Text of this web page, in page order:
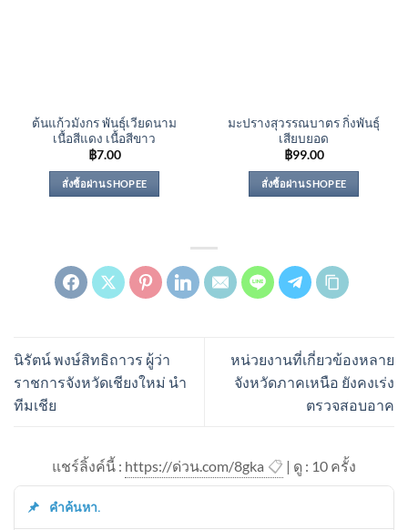
ต้นแก้วมังกร พันธุ์เวียดนาม
เนื้อสีแดง เนื้อสีขาว
฿7.00
สั่งซื้อผ่าน SHOPEE
มะปรางสุวรรณบาตร กิ่งพันธุ์
เสียบยอด
฿99.00
สั่งซื้อผ่าน SHOPEE
นิรัตน์ พงษ์สิทธิถาวร ผู้ว่า
ราชการจังหวัดเชียงใหม่ นำ
ทีมเชีย
หน่วยงานที่เกี่ยวข้องหลาย
จังหวัดภาคเหนือ ยังคงเร่ง
ตรวจสอบอาค
แชร์ลิ้งค์นี้ : https://ด่วน.com/8gka 📋 | ดู : 10 ครั้ง
คำค้นหา.